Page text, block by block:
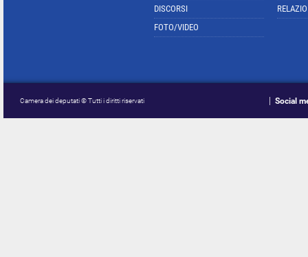
DISCORSI
FOTO/VIDEO
Camera dei deputati © Tutti i diritti riservati Social